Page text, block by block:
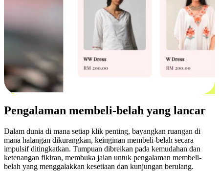
Pengalaman membeli-belah yang lancar
Dalam dunia di mana setiap klik penting, bayangkan ruangan di
mana halangan dikurangkan, keinginan membeli-belah secara
impulsif ditingkatkan. Tumpuan dibreikan pada kemudahan dan
ketenangan fikiran, membuka jalan untuk pengalaman membeli-
belah yang menggalakkan kesetiaan dan kunjungan berulang.